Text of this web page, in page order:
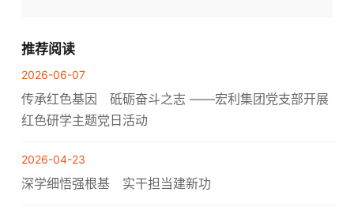
推荐阅读
2026-06-07
传承红色基因 砥砺奋斗之志 ——宏利集团党支部开展
红色研学主题党日活动
2026-04-23
深学细悟强根基 实干担当建新功